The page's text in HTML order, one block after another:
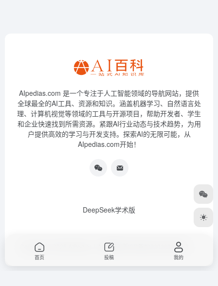
AIpedias.com 是一个专注于人工智能领域的导航网站，提供
全球最全的AI工具、资源和知识。涵盖机器学习、自然语言处
理、计算机视觉等领域的工具与开源项目，帮助开发者、学生
和企业快速找到所需资源。紧跟AI行业动态与技术趋势，为用
户提供高效的学习与开发支持。探索AI的无限可能，从
AIpedias.com开始！
DeepSeek学术版
Copyright © 2026 AIPedias｜AI导航网 浙ICP备2023026385号-3
首页 投稿 我的